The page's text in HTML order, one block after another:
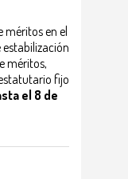
méritos en el
méritos,
fijo
el 8 de